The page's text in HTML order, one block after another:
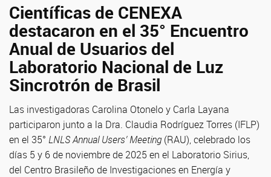
Científicas de CENEXA
destacaron en el 35° Encuentro
Anual de Usuarios del
Laboratorio Nacional de Luz
Sincrotrón de Brasil
Las investigadoras Carolina Otonelo y Carla Layana
participaron junto a la Dra. Claudia Rodríguez Torres (IFLP)
en el 35° LNLS Annual Users’ Meeting(RAU), celebrado los
días 5 y 6 de noviembre de 2025 en el Laboratorio Sirius,
del Centro Brasileño de Investigaciones en Energía y